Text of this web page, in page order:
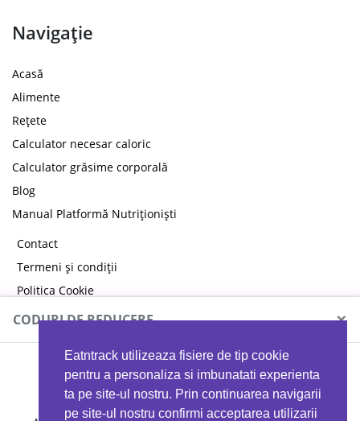
Eatntrack utilizeaza fisiere de tip cookie
pentru a personaliza si imbunatati experienta
ta pe site-ul nostru. Prin continuarea navigarii
pe site-ul nostru confirmi acceptarea utilizarii
Navigație
Acasă
Alimente
Rețete
Calculator necesar caloric
Calculator grăsime corporală
Blog
Manual Platformă Nutriționiști
Contact
Termeni și condiții
Politica Cookie
Politica de confidențialitate
CODURI DE REDUCERE ×
MYPROTEIN